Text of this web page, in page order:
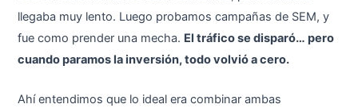
llegaba muy lento. Luego probamos campañas de SEM, y
fue como prender una mecha. El tráfico se disparó… pero
cuando paramos la inversión, todo volvió a cero.
Ahí entendimos que lo ideal era combinar ambas